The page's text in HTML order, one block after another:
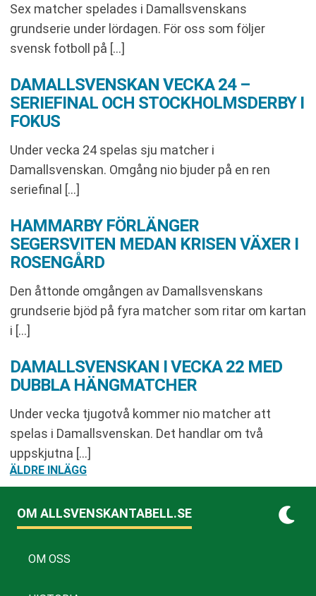
Sex matcher spelades i Damallsvenskans
grundserie under lördagen. För oss som följer
svensk fotboll på […]
DAMALLSVENSKAN VECKA 24 –
SERIEFINAL OCH STOCKHOLMSDERBY I
FOKUS
Under vecka 24 spelas sju matcher i
Damallsvenskan. Omgång nio bjuder på en ren
seriefinal […]
HAMMARBY FÖRLÄNGER
SEGERSVITEN MEDAN KRISEN VÄXER I
ROSENGÅRD
Den åttonde omgången av Damallsvenskans
grundserie bjöd på fyra matcher som ritar om kartan
i […]
DAMALLSVENSKAN I VECKA 22 MED
DUBBLA HÄNGMATCHER
Under vecka tjugotvå kommer nio matcher att
spelas i Damallsvenskan. Det handlar om två
uppskjutna […]
INLÄGGSNAVIGERING
ÄLDRE INLÄGG
OM ALLSVENSKANTABELL.SE
OM OSS